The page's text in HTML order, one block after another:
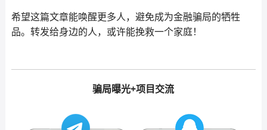
希望这篇文章能唤醒更多人，避免成为金融骗局的牺牲
品。转发给身边的人，或许能挽救一个家庭！
骗局曝光+项目交流